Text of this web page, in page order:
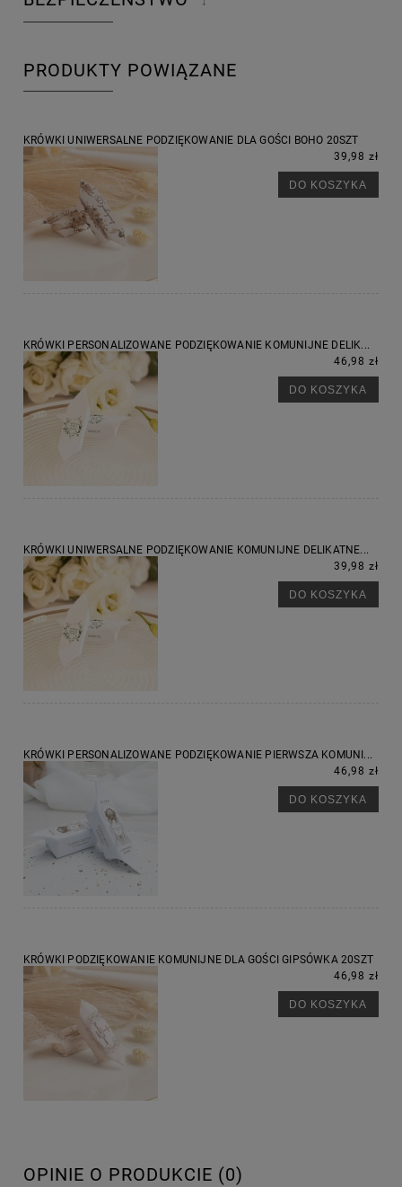
PRODUKTY POWIĄZANE
KRÓWKI UNIWERSALNE PODZIĘKOWANIE DLA GOŚCI BOHO 20SZT
39,98 zł
DO KOSZYKA
KRÓWKI PERSONALIZOWANE PODZIĘKOWANIE KOMUNIJNE DELIK...
46,98 zł
DO KOSZYKA
KRÓWKI UNIWERSALNE PODZIĘKOWANIE KOMUNIJNE DELIKATNE...
39,98 zł
DO KOSZYKA
KRÓWKI PERSONALIZOWANE PODZIĘKOWANIE PIERWSZA KOMUNI...
46,98 zł
DO KOSZYKA
KRÓWKI PODZIĘKOWANIE KOMUNIJNE DLA GOŚCI GIPSÓWKA 20SZT
46,98 zł
DO KOSZYKA
OPINIE O PRODUKCIE (0)